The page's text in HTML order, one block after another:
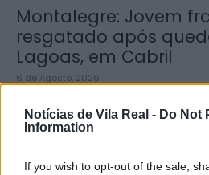
Notícias de Vila Real - Do Not
Information
If you wish to opt-out of the sale,
Montalegre: Jovem
resgatado após
Lagoas, em Cabril
6 de Agosto, 2026